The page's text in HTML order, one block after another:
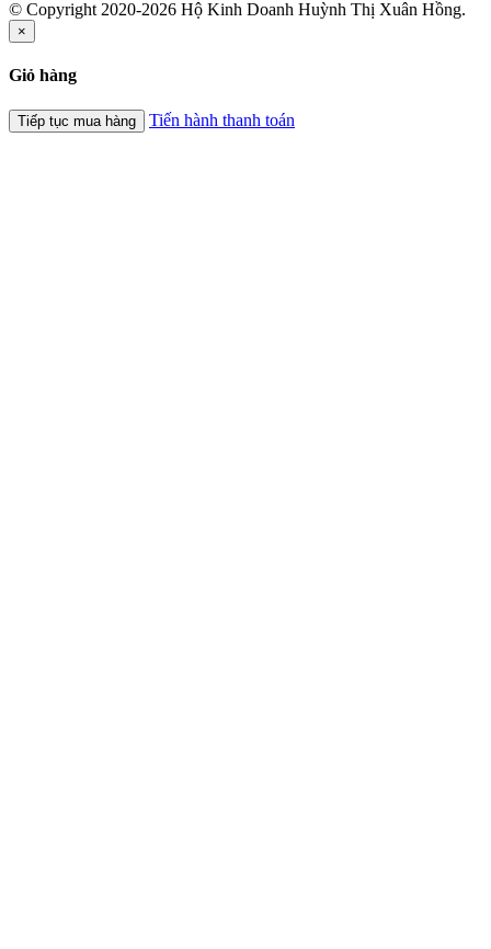
© Copyright 2020-2026 Hộ Kinh Doanh Huỳnh Thị Xuân Hồng.
×
Giỏ hàng
Tiếp tục mua hàng Tiến hành thanh toán